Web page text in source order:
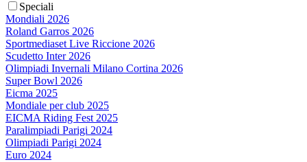
Speciali
Mondiali 2026
Roland Garros 2026
Sportmediaset Live Riccione 2026
Scudetto Inter 2026
Olimpiadi Invernali Milano Cortina 2026
Super Bowl 2026
Eicma 2025
Mondiale per club 2025
EICMA Riding Fest 2025
Paralimpiadi Parigi 2024
Olimpiadi Parigi 2024
Euro 2024